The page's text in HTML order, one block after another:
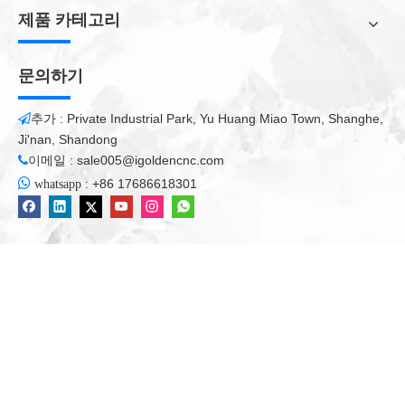
1) 이탈리아 HSD 공기 냉각 스핀들 : 세계의 최고 브랜드. 스핀들
2) 대만 델타 인버터 : 그것은 정격 토크의 150 %를 제로 속도로
출력 할 수 있으며, 위치 제어를위한 \"포인트 \"및 상대 거리 제어
기능을 가질 수 있습니다.
3) 독일어 Siemens 서보 모터 : 높은 작업 효율 및 안정된 실행 약
속
4) Siemens 808D Advanced Controller : 패널 기반 디자인 철학
제품 카테고리
문의하기
추가 : Private Industrial Park, Yu Huang Miao Town, Shanghe,
Ji'nan, Shandong
이메일 : sale005@igoldencnc.com
 whatsapp : +86 17686618301